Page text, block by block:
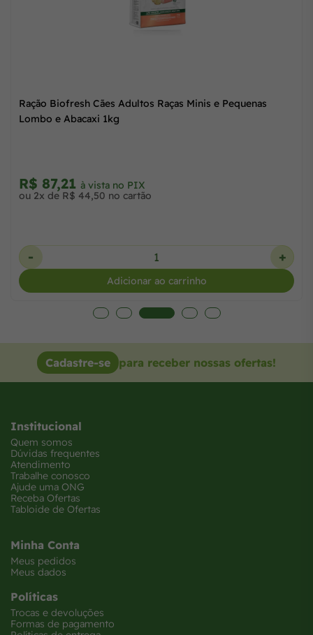
Adultos Raças Minis e Pequenas
10,1kg
à vista no PIX
com juros no cartão
Adicionar ao carrinho
Ração Biofresh
Cadastre-se para receber nossas ofertas!
Institucional
Quem somos
Dúvidas frequentes
Atendimento
Trabalhe conosco
Ajude uma ONG
Receba Ofertas
Tabloide de Ofertas
Minha Conta
Meus pedidos
Meus dados
Políticas
Trocas e devoluções
Formas de pagamento